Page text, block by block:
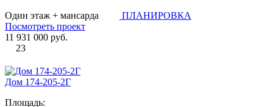
Один этаж + мансарда
ПЛАНИРОВКА
Посмотреть проект
11 931 000 руб.
23
Дом 174-205-2Г
Площадь: